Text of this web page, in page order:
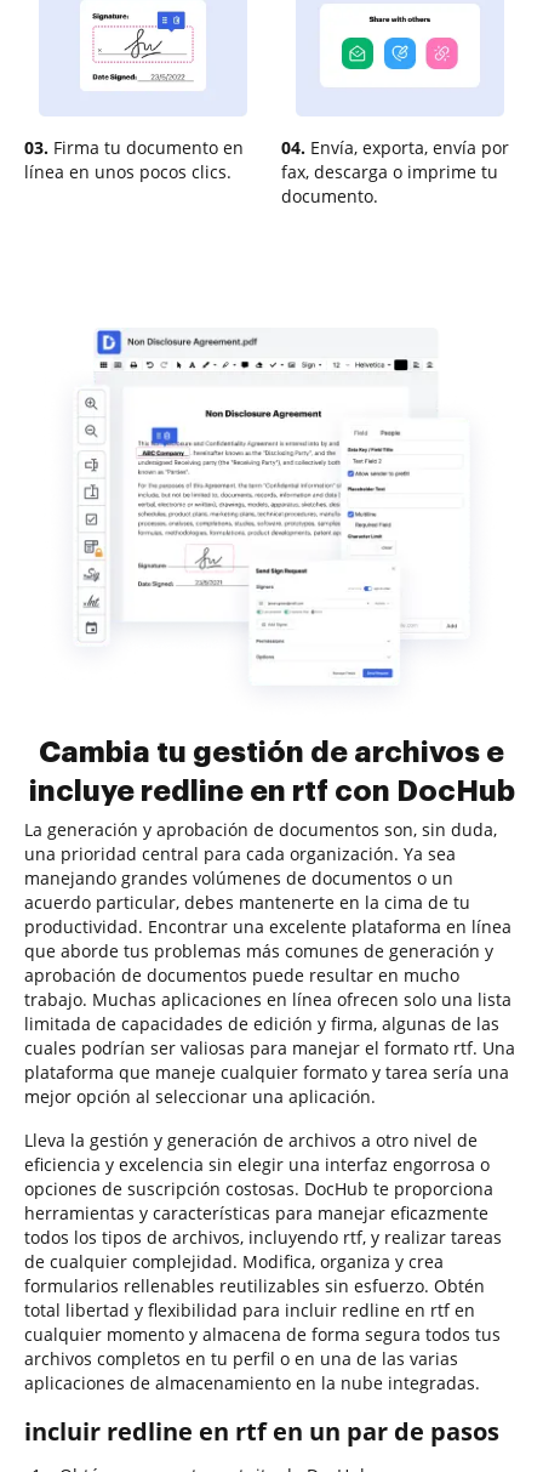
03. Firma tu documento en
línea en unos pocos clics.
04. Envía, exporta, envía por
fax, descarga o imprime tu
documento.
Cambia tu gestión de archivos e
incluye redline en rtf con DocHub
La generación y aprobación de documentos son, sin duda,
una prioridad central para cada organización. Ya sea
manejando grandes volúmenes de documentos o un
acuerdo particular, debes mantenerte en la cima de tu
productividad. Encontrar una excelente plataforma en línea
que aborde tus problemas más comunes de generación y
aprobación de documentos puede resultar en mucho
trabajo. Muchas aplicaciones en línea ofrecen solo una lista
limitada de capacidades de edición y firma, algunas de las
cuales podrían ser valiosas para manejar el formato rtf. Una
plataforma que maneje cualquier formato y tarea sería una
mejor opción al seleccionar una aplicación.
Lleva la gestión y generación de archivos a otro nivel de
eficiencia y excelencia sin elegir una interfaz engorrosa o
opciones de suscripción costosas. DocHub te proporciona
herramientas y características para manejar eficazmente
todos los tipos de archivos, incluyendo rtf, y realizar tareas
de cualquier complejidad. Modifica, organiza y crea
formularios rellenables reutilizables sin esfuerzo. Obtén
total libertad y flexibilidad para incluir redline en rtf en
cualquier momento y almacena de forma segura todos tus
archivos completos en tu perfil o en una de las varias
aplicaciones de almacenamiento en la nube integradas.
incluir redline en rtf en un par de pasos